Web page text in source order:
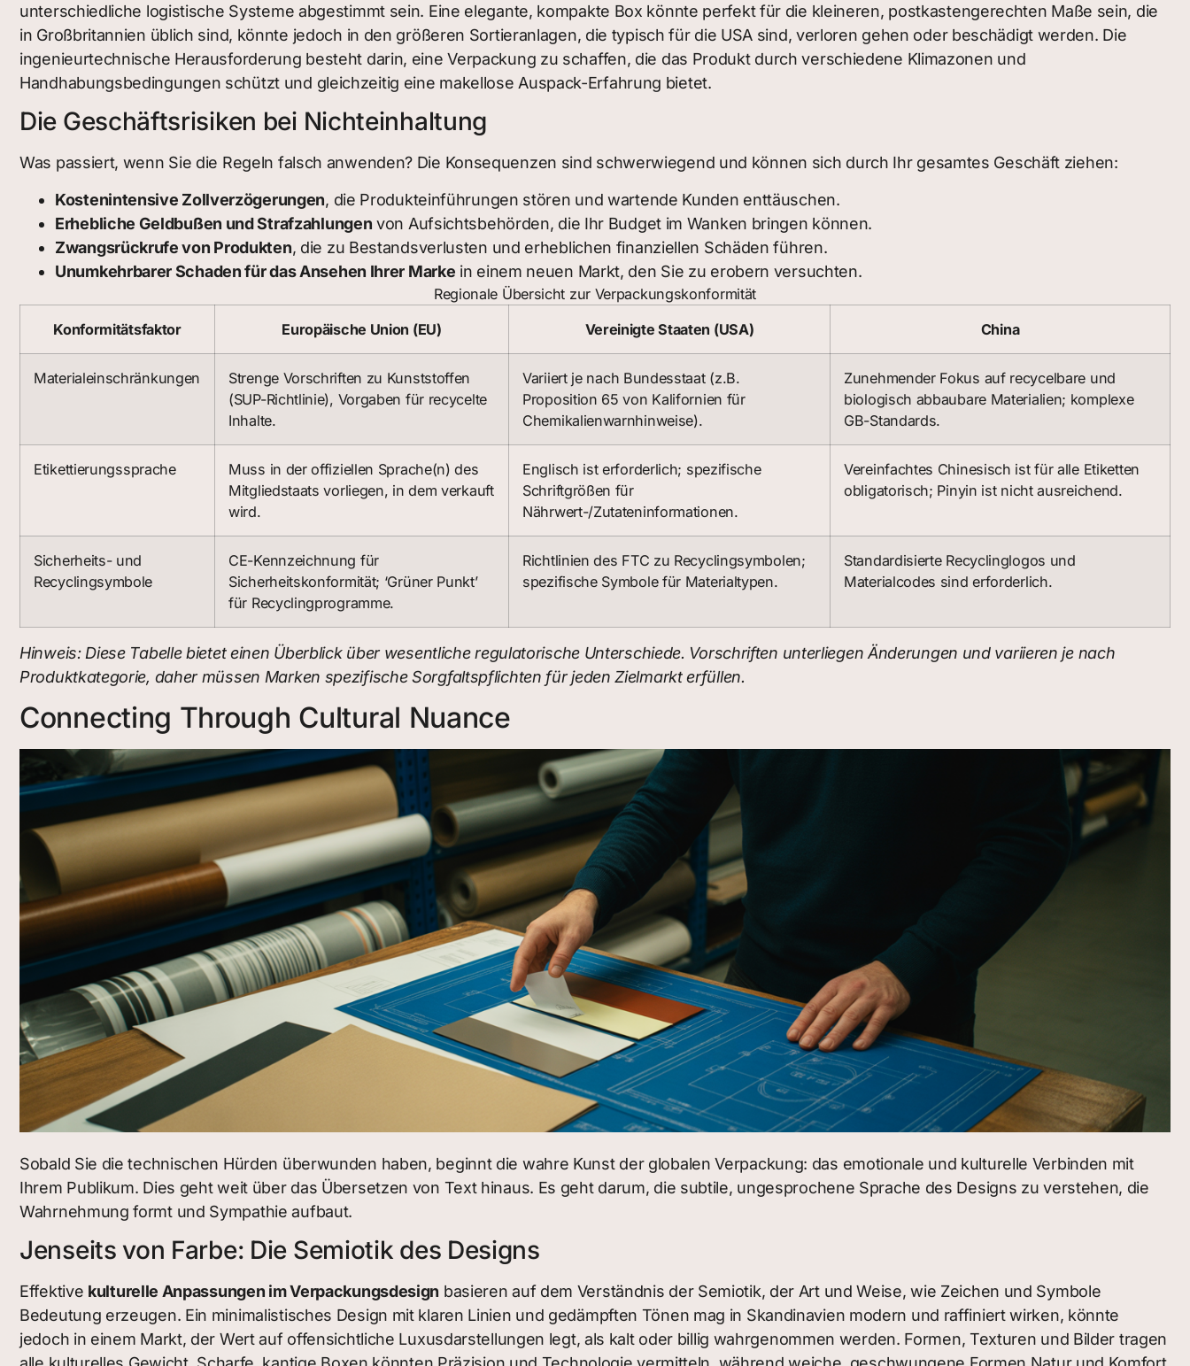
unterschiedliche logistische Systeme abgestimmt sein. Eine elegante, kompakte Box könnte perfekt für die kleineren, postkastengerechten Maße sein, die
in Großbritannien üblich sind, könnte jedoch in den größeren Sortieranlagen, die typisch für die USA sind, verloren gehen oder beschädigt werden. Die
ingenieurtechnische Herausforderung besteht darin, eine Verpackung zu schaffen, die das Produkt durch verschiedene Klimazonen und
Handhabungsbedingungen schützt und gleichzeitig eine makellose Auspack-Erfahrung bietet.
Die Geschäftsrisiken bei Nichteinhaltung
Was passiert, wenn Sie die Regeln falsch anwenden? Die Konsequenzen sind schwerwiegend und können sich durch Ihr gesamtes Geschäft ziehen:
Kostenintensive Zollverzögerungen, die Produkteinführungen stören und wartende Kunden enttäuschen.
Erhebliche Geldbußen und Strafzahlungen von Aufsichtsbehörden, die Ihr Budget im Wanken bringen können.
Zwangsrückrufe von Produkten, die zu Bestandsverlusten und erheblichen finanziellen Schäden führen.
Unumkehrbarer Schaden für das Ansehen Ihrer Marke in einem neuen Markt, den Sie zu erobern versuchten.
Regionale Übersicht zur Verpackungskonformität
Konformitätsfaktor
Europäische Union (EU) Vereinigte Staaten (USA) China
Materialeinschränkungen
Strenge Vorschriften zu Kunststoffen
(SUP-Richtlinie), Vorgaben für recycelte
Inhalte.
Variiert je nach Bundesstaat (z.B.
Proposition 65 von Kalifornien für
Chemikalienwarnhinweise).
Zunehmender Fokus auf recycelbare und
biologisch abbaubare Materialien; komplexe
GB-Standards.
Etikettierungssprache
Muss in der offiziellen Sprache(n) des
Mitgliedstaats vorliegen, in dem verkauft
wird.
Englisch ist erforderlich; spezifische
Schriftgrößen für
Nährwert-/Zutateninformationen.
Vereinfachtes Chinesisch ist für alle Etiketten
obligatorisch; Pinyin ist nicht ausreichend.
Sicherheits- und
Recyclingsymbole
CE-Kennzeichnung für
Sicherheitskonformität; ‘Grüner Punkt’
für Recyclingprogramme.
Richtlinien des FTC zu Recyclingsymbolen;
spezifische Symbole für Materialtypen.
Standardisierte Recyclinglogos und
Materialcodes sind erforderlich.
Hinweis: Diese Tabelle bietet einen Überblick über wesentliche regulatorische Unterschiede. Vorschriften unterliegen Änderungen und variieren je nach
Produktkategorie, daher müssen Marken spezifische Sorgfaltspflichten für jeden Zielmarkt erfüllen.
Connecting Through Cultural Nuance
Sobald Sie die technischen Hürden überwunden haben, beginnt die wahre Kunst der globalen Verpackung: das emotionale und kulturelle Verbinden mit
Ihrem Publikum. Dies geht weit über das Übersetzen von Text hinaus. Es geht darum, die subtile, ungesprochene Sprache des Designs zu verstehen, die
Wahrnehmung formt und Sympathie aufbaut.
Jenseits von Farbe: Die Semiotik des Designs
Effektive kulturelle Anpassungen im Verpackungsdesign basieren auf dem Verständnis der Semiotik, der Art und Weise, wie Zeichen und Symbole
Bedeutung erzeugen. Ein minimalistisches Design mit klaren Linien und gedämpften Tönen mag in Skandinavien modern und raffiniert wirken, könnte
jedoch in einem Markt, der Wert auf offensichtliche Luxusdarstellungen legt, als kalt oder billig wahrgenommen werden. Formen, Texturen und Bilder tragen